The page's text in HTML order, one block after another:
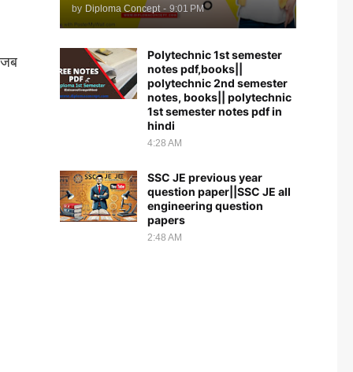
जब
by Diploma Concept - 9:01 PM
Polytechnic 1st semester
notes pdf,books||
polytechnic 2nd semester
notes, books|| polytechnic
1st semester notes pdf in
hindi
4:28 AM
SSC JE previous year
question paper||SSC JE all
engineering question
papers
2:48 AM